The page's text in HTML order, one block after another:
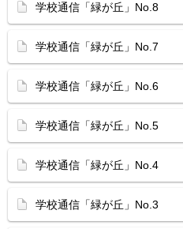
学校通信「緑が丘」No.8
学校通信「緑が丘」No.7
学校通信「緑が丘」No.6
学校通信「緑が丘」No.5
学校通信「緑が丘」No.4
学校通信「緑が丘」No.3